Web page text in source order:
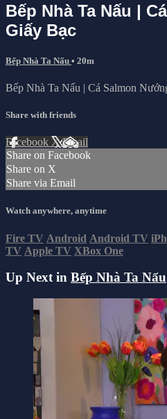
Bếp Nhà Ta Nấu |
Giấy Bạc
Bếp Nhà Ta Nấu • 20m
Bếp Nhà Ta Nấu | Cá Salmon
Share with friends
Facebook XEmail
Share on Facebook
Share on X
Share via Email
Watch anywhere, anytime
Fire TV Android Android TV
TV Apple TV XBox One
Up Next in Bếp Nhà Ta Nấu